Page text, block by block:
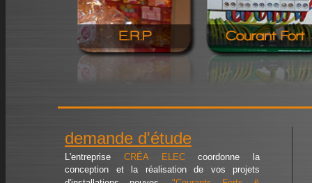
demande d'étude
L'entreprise CRÉA ELEC
coordonne la
conception et la réalisation de vos projets